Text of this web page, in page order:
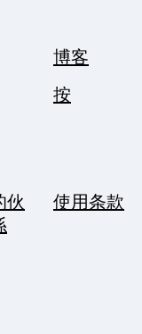
博客
按
伙
使用条款